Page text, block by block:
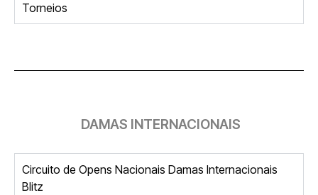
Torneios
DAMAS INTERNACIONAIS
Circuito de Opens Nacionais Damas Internacionais
Blitz